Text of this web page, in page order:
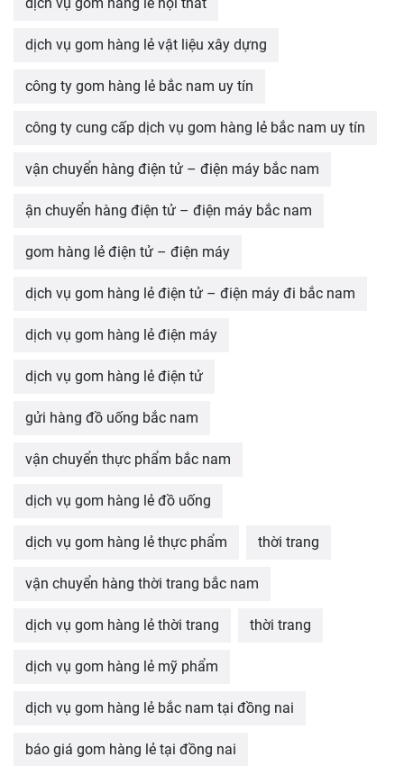
dịch vụ gom hàng lẻ vật liệu xây dựng
công ty gom hàng lẻ bắc nam uy tín
công ty cung cấp dịch vụ gom hàng lẻ bắc nam uy tín
vận chuyển hàng điện tử – điện máy bắc nam
ận chuyển hàng điện tử – điện máy bắc nam
gom hàng lẻ điện tử – điện máy
dịch vụ gom hàng lẻ điện tử – điện máy đi bắc nam
dịch vụ gom hàng lẻ điện máy
dịch vụ gom hàng lẻ điện tử
gửi hàng đồ uống bắc nam
vận chuyển thực phẩm bắc nam
dịch vụ gom hàng lẻ đồ uống
dịch vụ gom hàng lẻ thực phẩm thời trang
vận chuyển hàng thời trang bắc nam
dịch vụ gom hàng lẻ thời trang thời trang
dịch vụ gom hàng lẻ mỹ phẩm
dịch vụ gom hàng lẻ bắc nam tại đồng nai
báo giá gom hàng lẻ tại đồng nai